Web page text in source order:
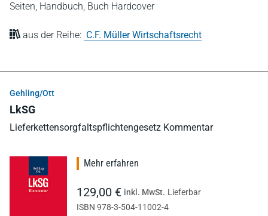
Seiten, Handbuch, Buch Hardcover
aus der Reihe: C.F. Müller Wirtschaftsrecht
Gehling/Ott
LkSG
Lieferkettensorgfaltspflichtengesetz Kommentar
Mehr erfahren
129,00 € inkl. MwSt. Lieferbar
ISBN 978-3-504-11002-4